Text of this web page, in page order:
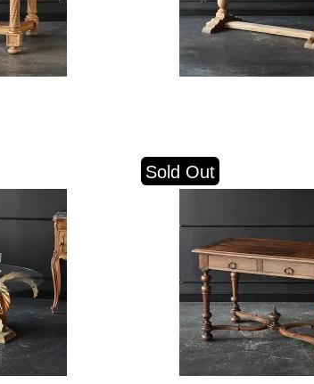
Sold Out